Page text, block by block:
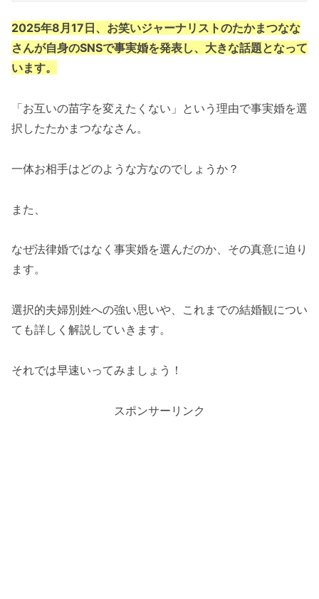
2025年8月17日、お笑いジャーナリストのたかまつなな
さんが自身のSNSで事実婚を発表し、大きな話題となって
います。
「お互いの苗字を変えたくない」という理由で事実婚を選
択したたかまつななさん。
一体お相手はどのような方なのでしょうか？
また、
なぜ法律婚ではなく事実婚を選んだのか、その真意に迫り
ます。
選択的夫婦別姓への強い思いや、これまでの結婚観につい
ても詳しく解説していきます。
それでは早速いってみましょう！
スポンサーリンク